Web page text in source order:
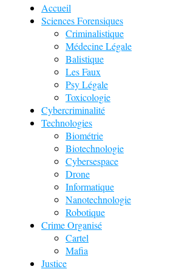
Accueil
Sciences Forensiques
Criminalistique
Médecine Légale
Balistique
Les Faux
Psy Légale
Toxicologie
Cybercriminalité
Technologies
Biométrie
Biotechnologie
Cybersespace
Drone
Informatique
Nanotechnologie
Robotique
Crime Organisé
Cartel
Mafia
Justice